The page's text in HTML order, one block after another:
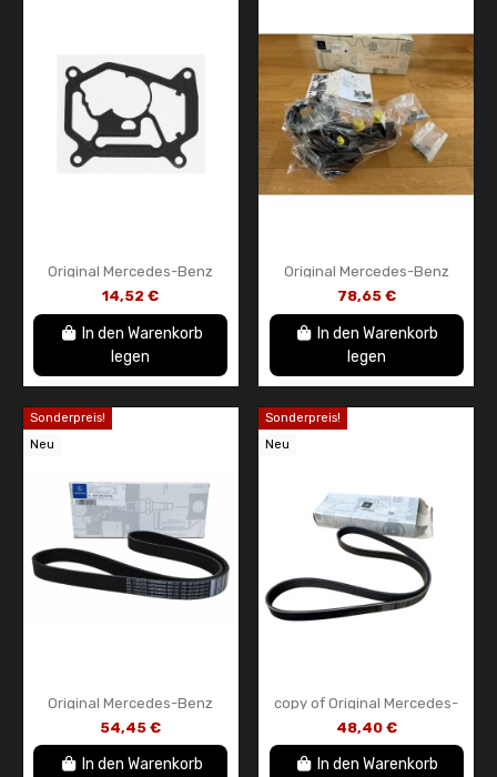
Original Mercedes-Benz
Vakuumpumpendichtung –
OEM A2700160080 –
14,52 €
In den Warenkorb
legen
Original Mercedes-Benz
Wasserpumpen- und
Thermostatbaugruppe
78,65 €
In den Warenkorb
legen
Sonderpreis!
Neu
Original Mercedes-Benz
Keilrippenriemen /
Keilrippenriemen
A6079930496
54,45 €
In den Warenkorb
Sonderpreis!
Neu
copy of Original Mercedes-
Benz Keilrippenriemen /
Keilrippenriemen
A0039935196
48,40 €
In den Warenkorb